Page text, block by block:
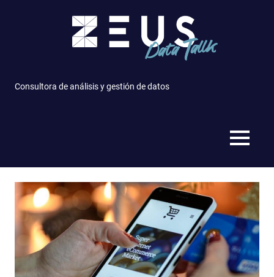
Consultora de análisis y gestión de datos
MENÚ